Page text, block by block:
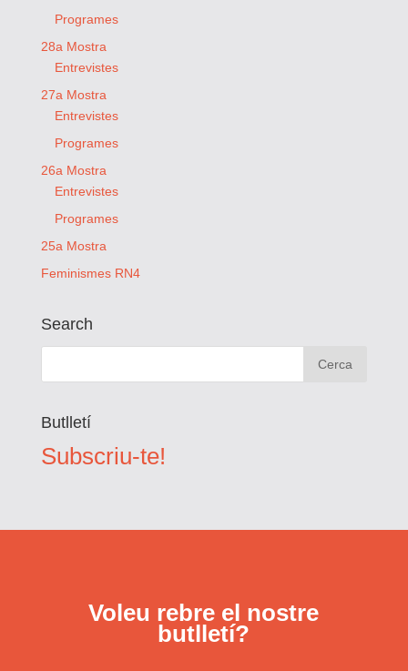
Programes
28a Mostra
Entrevistes
27a Mostra
Entrevistes
Programes
26a Mostra
Entrevistes
Programes
25a Mostra
Feminismes RN4
Search
Butlletí
Subscriu-te!
Voleu rebre el nostre
butlletí?